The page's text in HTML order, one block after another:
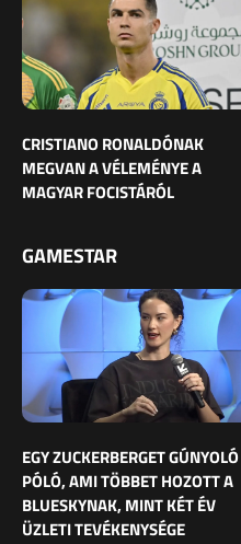
CRISTIANO RONALDÓNAK
MEGVAN A VÉLEMÉNYE A
MAGYAR FOCISTÁRÓL
GAMESTAR
EGY ZUCKERBERGET GÚNYOLÓ
PÓLÓ, AMI TÖBBET HOZOTT A
BLUESKYNAK, MINT KÉT ÉV
ÜZLETI TEVÉKENYSÉGE